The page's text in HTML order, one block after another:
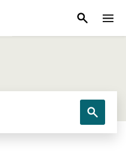
Søg
Søg